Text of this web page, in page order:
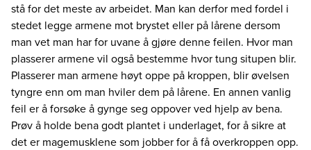
stå for det meste av arbeidet. Man kan derfor med fordel i
stedet legge armene mot brystet eller på lårene dersom
man vet man har for uvane å gjøre denne feilen. Hvor man
plasserer armene vil også bestemme hvor tung situpen blir.
Plasserer man armene høyt oppe på kroppen, blir øvelsen
tyngre enn om man hviler dem på lårene. En annen vanlig
feil er å forsøke å gynge seg oppover ved hjelp av bena.
Prøv å holde bena godt plantet i underlaget, for å sikre at
det er magemusklene som jobber for å få overkroppen opp.